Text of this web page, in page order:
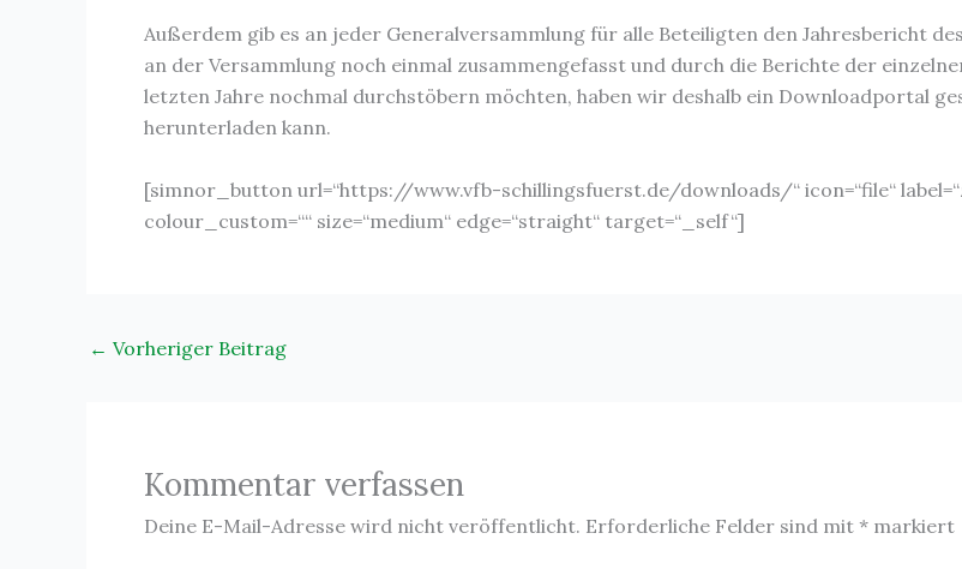
Außerdem gib es an jeder Generalversammlung für alle Beteiligten den Jahresbericht
an der Versammlung noch einmal zusammengefasst und durch die Berichte der
letzten Jahre nochmal durchstöbern möchten, haben wir deshalb ein Downloadportal
herunterladen kann.
[simnor_button url=“https://www.vfb-schillingsfuerst.de/downloads/“ icon=“file“
colour_custom=““ size=“medium“ edge=“straight“ target=“_self“]
← Vorheriger Beitrag
Kommentar verfassen
Deine E-Mail-Adresse wird nicht veröffentlicht. Erforderliche Felder sind mit * markiert